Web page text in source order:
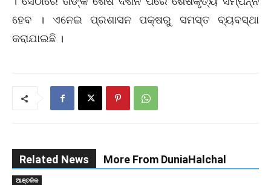
ହେବ । ଏନେଇ ପ୍ରଶାସନ ପକ୍ଷରୁ ସମସ୍ତ ବ୍ୟବସ୍ଥା
କରାଯାଇଛି ।
Related News More From DuniaHalchal
ଆଞ୍ଚଳିକ